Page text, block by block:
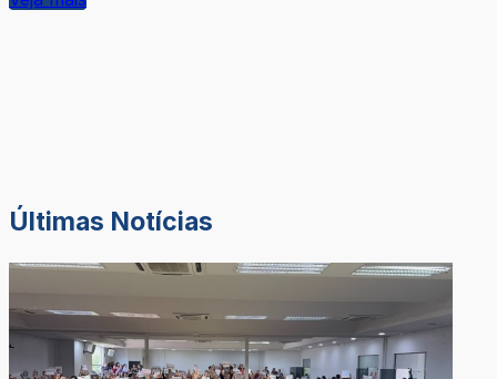
Últimas Notícias